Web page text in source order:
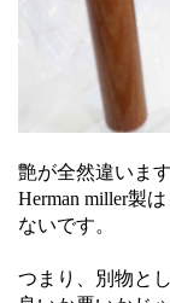
艶が全然違います
Herman miller製
ないです。
つまり、別物と